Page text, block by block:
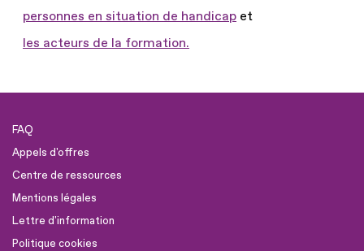
personnes en situation de handicap et
les acteurs de la formation.
FAQ
Appels d'offres
Centre de ressources
Mentions légales
Lettre d'information
Politique cookies